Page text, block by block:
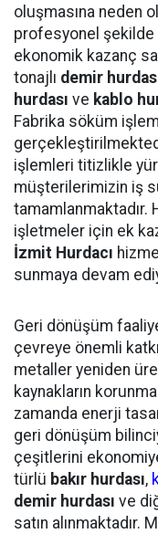
oluşmasına neden
profesyonel
ekonomik kazanç
tonajlı demir
hurdası ve kablo
Fabrika söküm
işlemleri titizlikle
müşterilerimizin iş
tamamlanmaktadır.
işletmeler için ek
İzmit Hurdacı
sunmaya devam
Geri dönüşüm
çevreye önemli
metaller yeniden
kaynakların
zamanda enerji
geri dönüşüm
çeşitlerini
türlü bakır hurdası,
demir hurdası ve
satın